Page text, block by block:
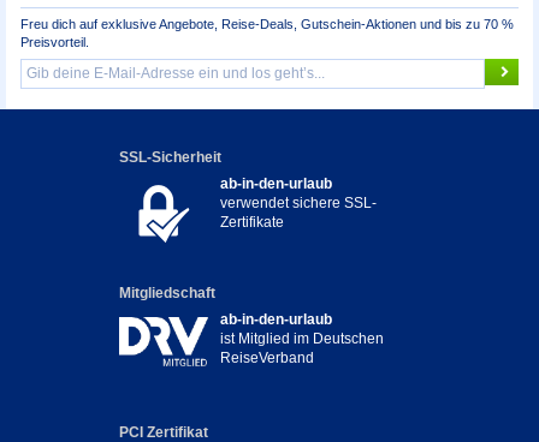
Freu dich auf exklusive Angebote, Reise-Deals, Gutschein-Aktionen und bis zu 70 %
Preisvorteil.
SSL-Sicherheit
ab-in-den-urlaub
verwendet sichere SSL-
Zertifikate
Mitgliedschaft
ab-in-den-urlaub
ist Mitglied im Deutschen
ReiseVerband
PCI Zertifikat